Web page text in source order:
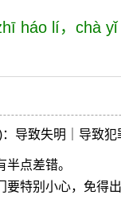
háo lí，chà yǐ
导致失明｜导致犯
点差错。
特别小心，免得